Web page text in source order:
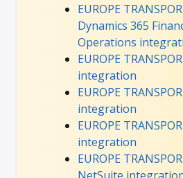
EUROPE
Dynamics 365
Operations
EUROPE
integration
EUROPE
integration
EUROPE
integration
EUROPE